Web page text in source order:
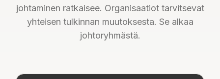
johtaminen ratkaisee. Organisaatiot tarvitsevat
yhteisen tulkinnan muutoksesta. Se alkaa
johtoryhmästä.